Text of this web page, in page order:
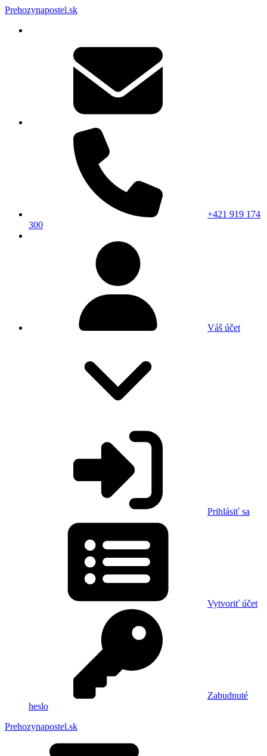
Prehozynapostel.sk
+421 919 174
300
Váš účet
Prihlásiť sa
Vytvoriť účet
Zabudnuté
heslo
Prehozynapostel.sk